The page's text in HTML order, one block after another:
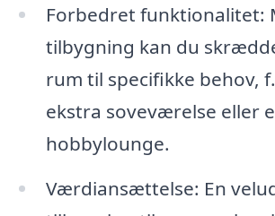
Forbedret funktionalitet:
tilbygning kan du
rum til specifikke behov,
ekstra soveværelse eller
hobbylounge.
Værdiansættelse: En